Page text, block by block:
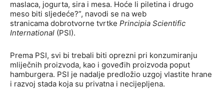
maslaca, jogurta, sira i mesa. Hoće li piletina i drugo
meso biti sljedeće?”, navodi se na web
stranicama dobrotvorne tvrtke Principia Scientific
International (PSI).
Prema PSI, svi bi trebali biti oprezni pri konzumiranju
mliječnih proizvoda, kao i goveđih proizvoda poput
hamburgera. PSI je nadalje predložio uzgoj vlastite hrane
i razvoj stada koja su privatna i necijepljena.